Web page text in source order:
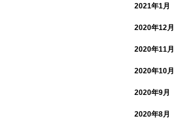
2021年1月
2020年12月
2020年11月
2020年10月
2020年9月
2020年8月